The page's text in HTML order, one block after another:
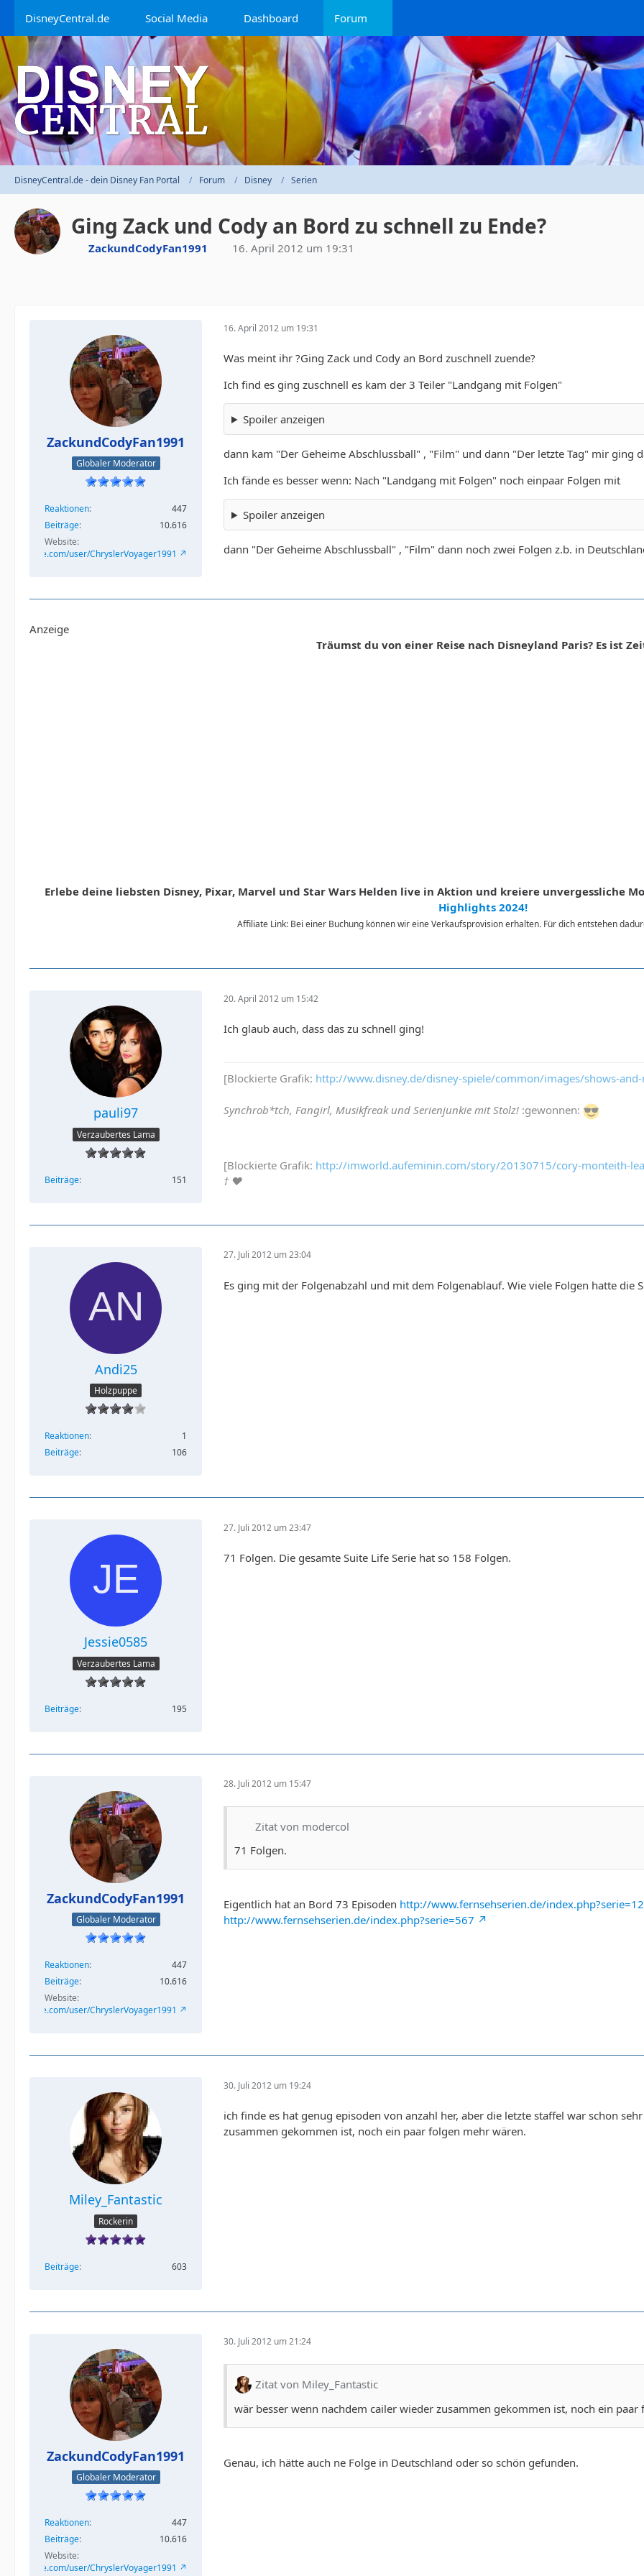
DisneyCentral.de Social Media Dashboard Forum
DisneyCentral.de - dein Disney Fan Portal Forum Disney Serien
Ging Zack und Cody an Bord zu schnell zu Ende?
ZackundCodyFan1991 16. April 2012 um 19:31
ZackundCodyFan1991
Globaler Moderator
Reaktionen
447
Beiträge
10.616
Website
user/ChryslerVoyager1991
16. April 2012 um 19:31
Was meint ihr ?Ging Zack und Cody an Bord zuschnell zuende?
Ich find es ging zuschnell es kam der 3 Teiler "Landgang mit Folgen"
Spoiler anzeigen
dann kam "Der Geheime Abschlussball" , "Film" und dann "Der letzte Tag" mir ging
Ich fände es besser wenn: Nach "Landgang mit Folgen" noch einpaar Folgen mit
Spoiler anzeigen
dann "Der Geheime Abschlussball" , "Film" dann noch zwei Folgen z.b. in
Anzeige
Träumst du von einer Reise nach Disneyland Paris? Es ist
Erlebe deine liebsten Disney, Pixar, Marvel und Star Wars Helden live in Aktion und kreiere unvergessliche
Highlights 2024!
Affiliate Link: Bei einer Buchung können wir eine Verkaufsprovision erhalten. Für dich entstehen
pauli97
Verzaubertes Lama
Beiträge 151
20. April 2012 um 15:42
Ich glaub auch, dass das zu schnell ging!
[Blockierte Grafik: http://www.disney.de/disney-spiele/common/images/shows-
Synchrob*tch, Fangirl, Musikfreak und Serienjunkie mit Stolz! :gewonnen:
[Blockierte Grafik: http://imworld.aufeminin.com/story/20130715/cory-monteith-
† ♥
Andi25
Holzpuppe
Reaktionen
1
Beiträge
106
27. Juli 2012 um 23:04
Es ging mit der Folgenabzahl und mit dem Folgenablauf. Wie viele Folgen hatte die
Jessie0585
Verzaubertes Lama
Beiträge 195
27. Juli 2012 um 23:47
71 Folgen. Die gesamte Suite Life Serie hat so 158 Folgen.
ZackundCodyFan1991
Globaler Moderator
Reaktionen
447
Beiträge
10.616
Website
user/ChryslerVoyager1991
28. Juli 2012 um 15:47
Zitat von modercol
71 Folgen.
Eigentlich hat an Bord 73 Episoden http://www.fernsehserien.de/
http://www.fernsehserien.de/index.php?serie=567
Miley_Fantastic
Rockerin
Beiträge 603
30. Juli 2012 um 19:24
ich finde es hat genug episoden von anzahl her, aber die letzte staffel war schon
zusammen gekommen ist, noch ein paar folgen mehr wären.
ZackundCodyFan1991
Globaler Moderator
Reaktionen
447
Beiträge
10.616
Website
user/ChryslerVoyager1991
30. Juli 2012 um 21:24
Zitat von Miley_Fantastic
wär besser wenn nachdem cailer wieder zusammen gekommen ist, noch ein
Genau, ich hätte auch ne Folge in Deutschland oder so schön gefunden.